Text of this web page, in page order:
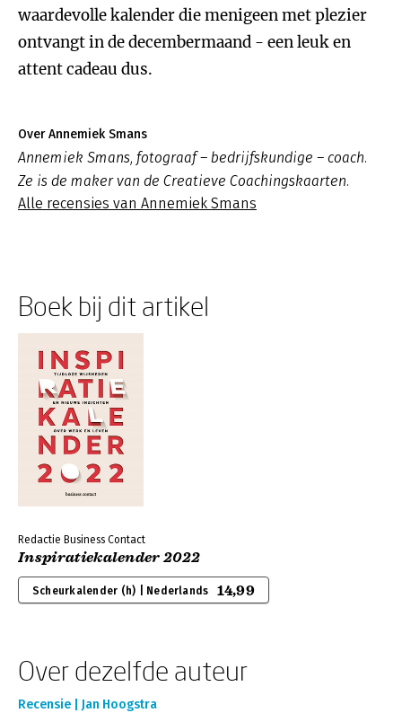
waardevolle kalender die menigeen met plezier
ontvangt in de decembermaand - een leuk en
attent cadeau dus.
Over Annemiek Smans
Annemiek Smans, fotograaf – bedrijfskundige – coach.
Ze is de maker van de Creatieve Coachingskaarten.
Alle recensies van Annemiek Smans
Boek bij dit artikel
Redactie Business Contact
Inspiratiekalender 2022
Scheurkalender (h) | Nederlands 14,99
Over dezelfde auteur
Recensie | Jan Hoogstra